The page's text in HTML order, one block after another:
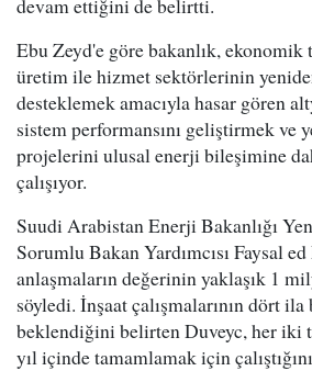
devam ettiğini de belirtti.
Ebu Zeyd'e göre bakanlık, ekonomik
üretim ile hizmet sektörlerinin
desteklemek amacıyla hasar gören
sistem performansını geliştirmek ve
projelerini ulusal enerji bileşimine
çalışıyor.
Suudi Arabistan Enerji Bakanlığı
Sorumlu Bakan Yardımcısı Faysal
anlaşmaların değerinin yaklaşık 1
söyledi. İnşaat çalışmalarının dört
beklendiğini belirten Duveyc, her iki
yıl içinde tamamlamak için